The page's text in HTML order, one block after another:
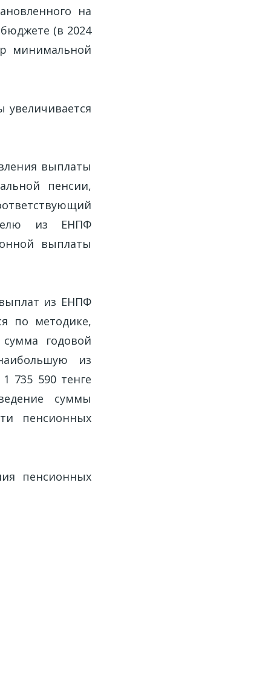
на
(в 2024
минимальной
выплаты
пенсии,
из ЕНПФ
выплаты
из ЕНПФ
по методике,
годовой
из
735 590 тенге
суммы
пенсионных
пенсионных